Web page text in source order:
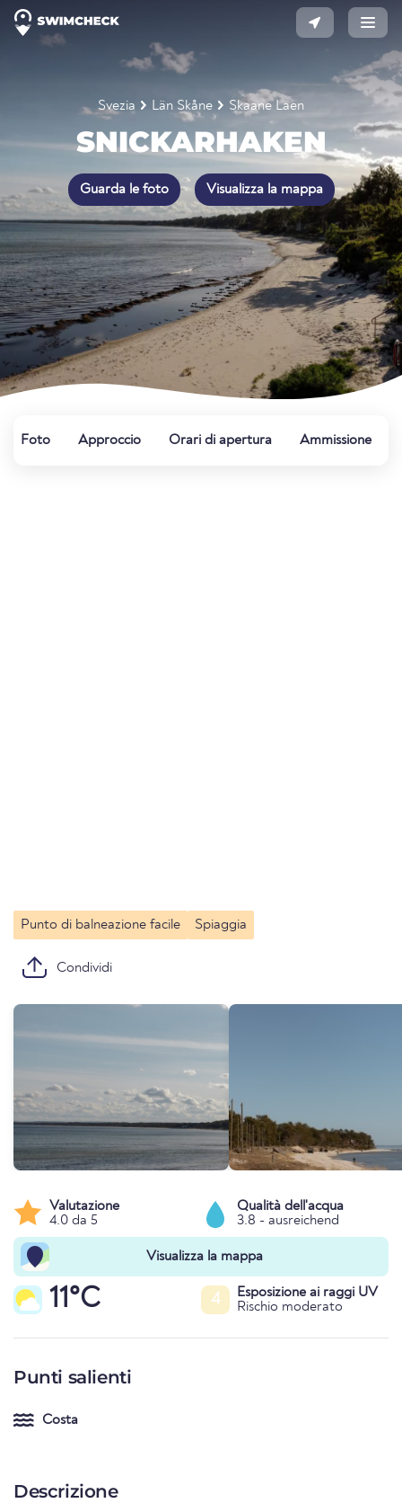
Svezia Län Skåne Skaane Laen
SNICKARHAKEN
Guarda le foto Visualizza la mappa
Foto Approccio Orari di apertura Ammissione
Punto di balneazione facile Spiaggia
Condividi
Valutazione
4.0 da 5
Qualità dell'acqua
3.8 - ausreichend
Visualizza la mappa
11°C 4
Esposizione ai raggi UV
Rischio moderato
Punti salienti
Costa
Descrizione